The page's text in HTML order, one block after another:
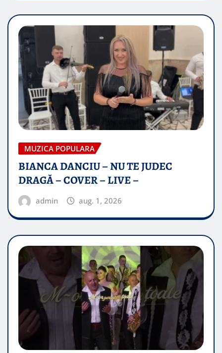
MUZICA POPULARA
BIANCA DANCIU – NU TE JUDEC
DRAGĂ – COVER – LIVE –
admin aug. 1, 2026